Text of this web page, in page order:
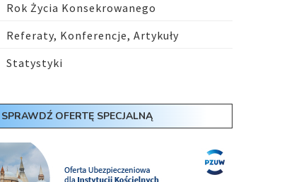
Rok Życia Konsekrowanego
Referaty, Konferencje, Artykuły
Statystyki
SPRAWDŹ OFERTĘ SPECJALNĄ